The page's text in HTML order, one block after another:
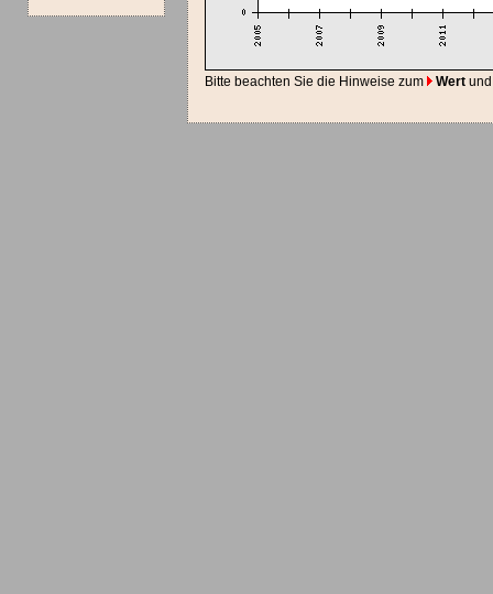
Bitte beachten Sie die Hinweise zum Wert